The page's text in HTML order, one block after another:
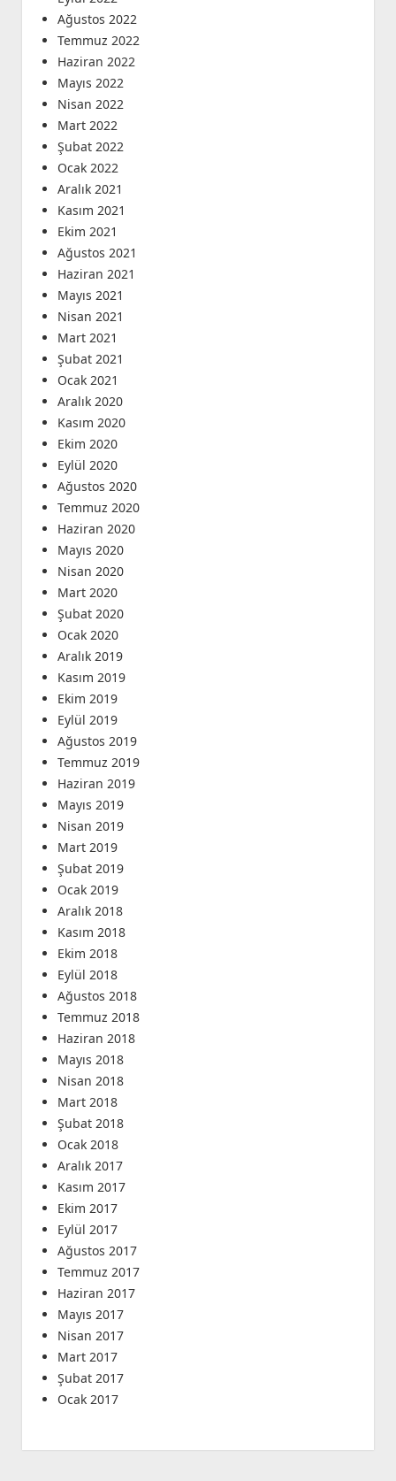
Ağustos 2022
Temmuz 2022
Haziran 2022
Mayıs 2022
Nisan 2022
Mart 2022
Şubat 2022
Ocak 2022
Aralık 2021
Kasım 2021
Ekim 2021
Ağustos 2021
Haziran 2021
Mayıs 2021
Nisan 2021
Mart 2021
Şubat 2021
Ocak 2021
Aralık 2020
Kasım 2020
Ekim 2020
Eylül 2020
Ağustos 2020
Temmuz 2020
Haziran 2020
Mayıs 2020
Nisan 2020
Mart 2020
Şubat 2020
Ocak 2020
Aralık 2019
Kasım 2019
Ekim 2019
Eylül 2019
Ağustos 2019
Temmuz 2019
Haziran 2019
Mayıs 2019
Nisan 2019
Mart 2019
Şubat 2019
Ocak 2019
Aralık 2018
Kasım 2018
Ekim 2018
Eylül 2018
Ağustos 2018
Temmuz 2018
Haziran 2018
Mayıs 2018
Nisan 2018
Mart 2018
Şubat 2018
Ocak 2018
Aralık 2017
Kasım 2017
Ekim 2017
Eylül 2017
Ağustos 2017
Temmuz 2017
Haziran 2017
Mayıs 2017
Nisan 2017
Mart 2017
Şubat 2017
Ocak 2017